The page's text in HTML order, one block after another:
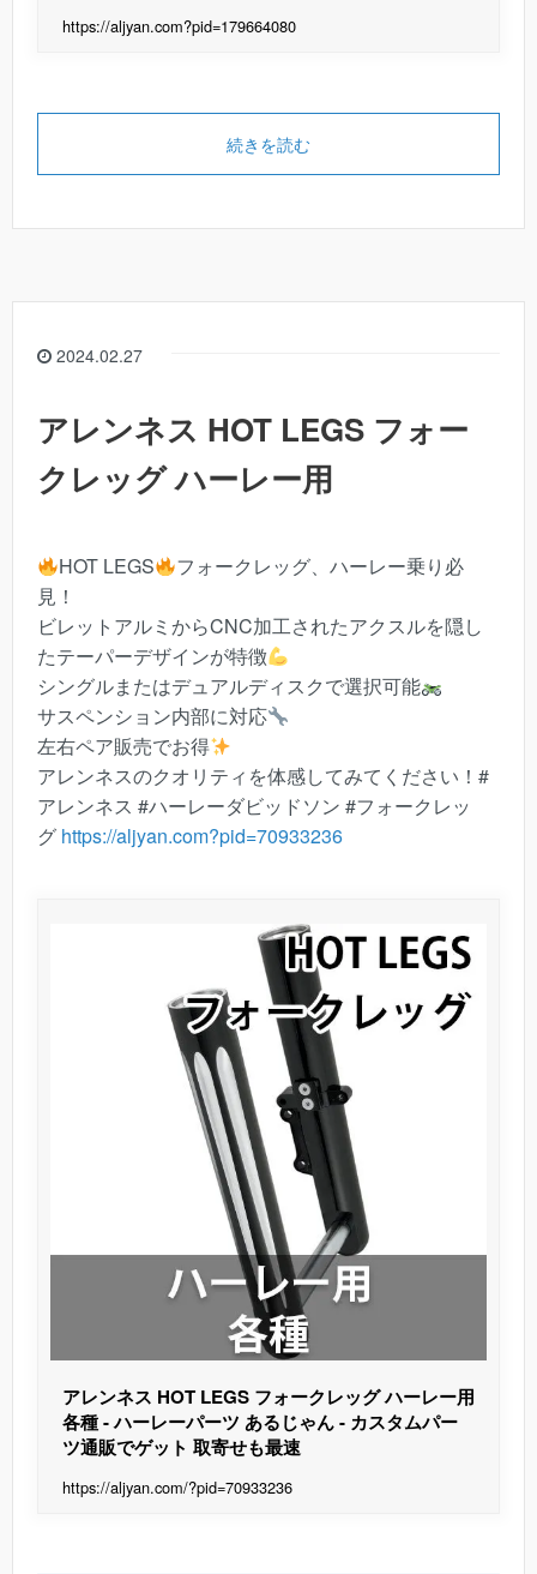
https://aljyan.com?pid=179664080
続きを読む
2024.02.27
アレンネス HOT LEGS フォー
クレッグ ハーレー用
HOT LEGS
フォークレッグ、ハーレー乗り必
見！
ビレットアルミからCNC加工されたアクスルを隠し
たテーパーデザインが特徴
シングルまたはデュアルディスクで選択可能
サスペンション内部に対応
左右ペア販売でお得
アレンネスのクオリティを体感してみてください！#
アレンネス #ハーレーダビッドソン #フォークレッ
グ https://aljyan.com?pid=70933236
アレンネス HOT LEGS フォークレッグ ハーレー用
各種 - ハーレーパーツ あるじゃん - カスタムパー
ツ通販でゲット 取寄せも最速
https://aljyan.com/?pid=70933236